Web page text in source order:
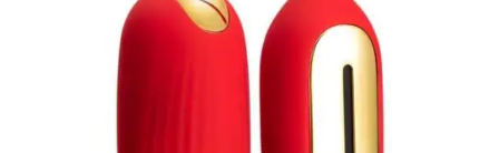
AÑADIR AL
CARRITO